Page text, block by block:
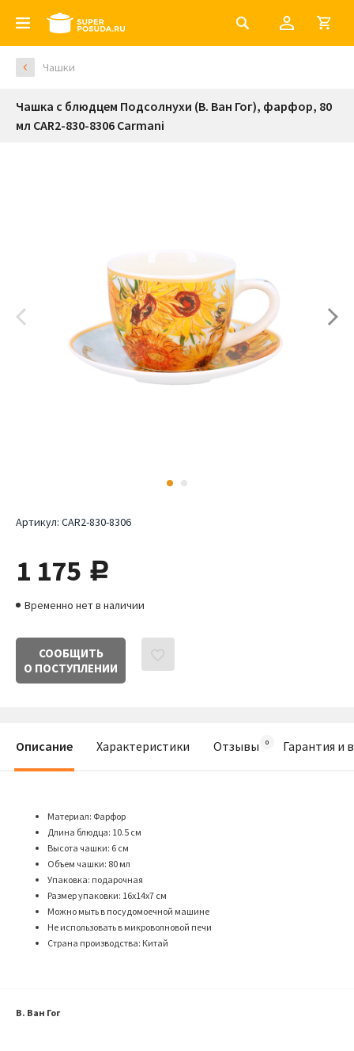
Чашки
Чашка с блюдцем Подсолнухи (В. Ван Гог), фарфор, 80
мл CAR2-830-8306 Carmani
Артикул: CAR2-830-8306
1 175 руб.
Временно нет в наличии
СООБЩИТЬ
О ПОСТУПЛЕНИИ
Описание Характеристики Отзывы Гарантия и
Материал: Фарфор
Длина блюдца: 10.5 см
Высота чашки: 6 см
Объем чашки: 80 мл
Упаковка: подарочная
Размер упаковки: 16х14х7 см
Можно мыть в посудомоечной машине
Не использовать в микроволновой печи
Страна производства: Китай
В. Ван Гог